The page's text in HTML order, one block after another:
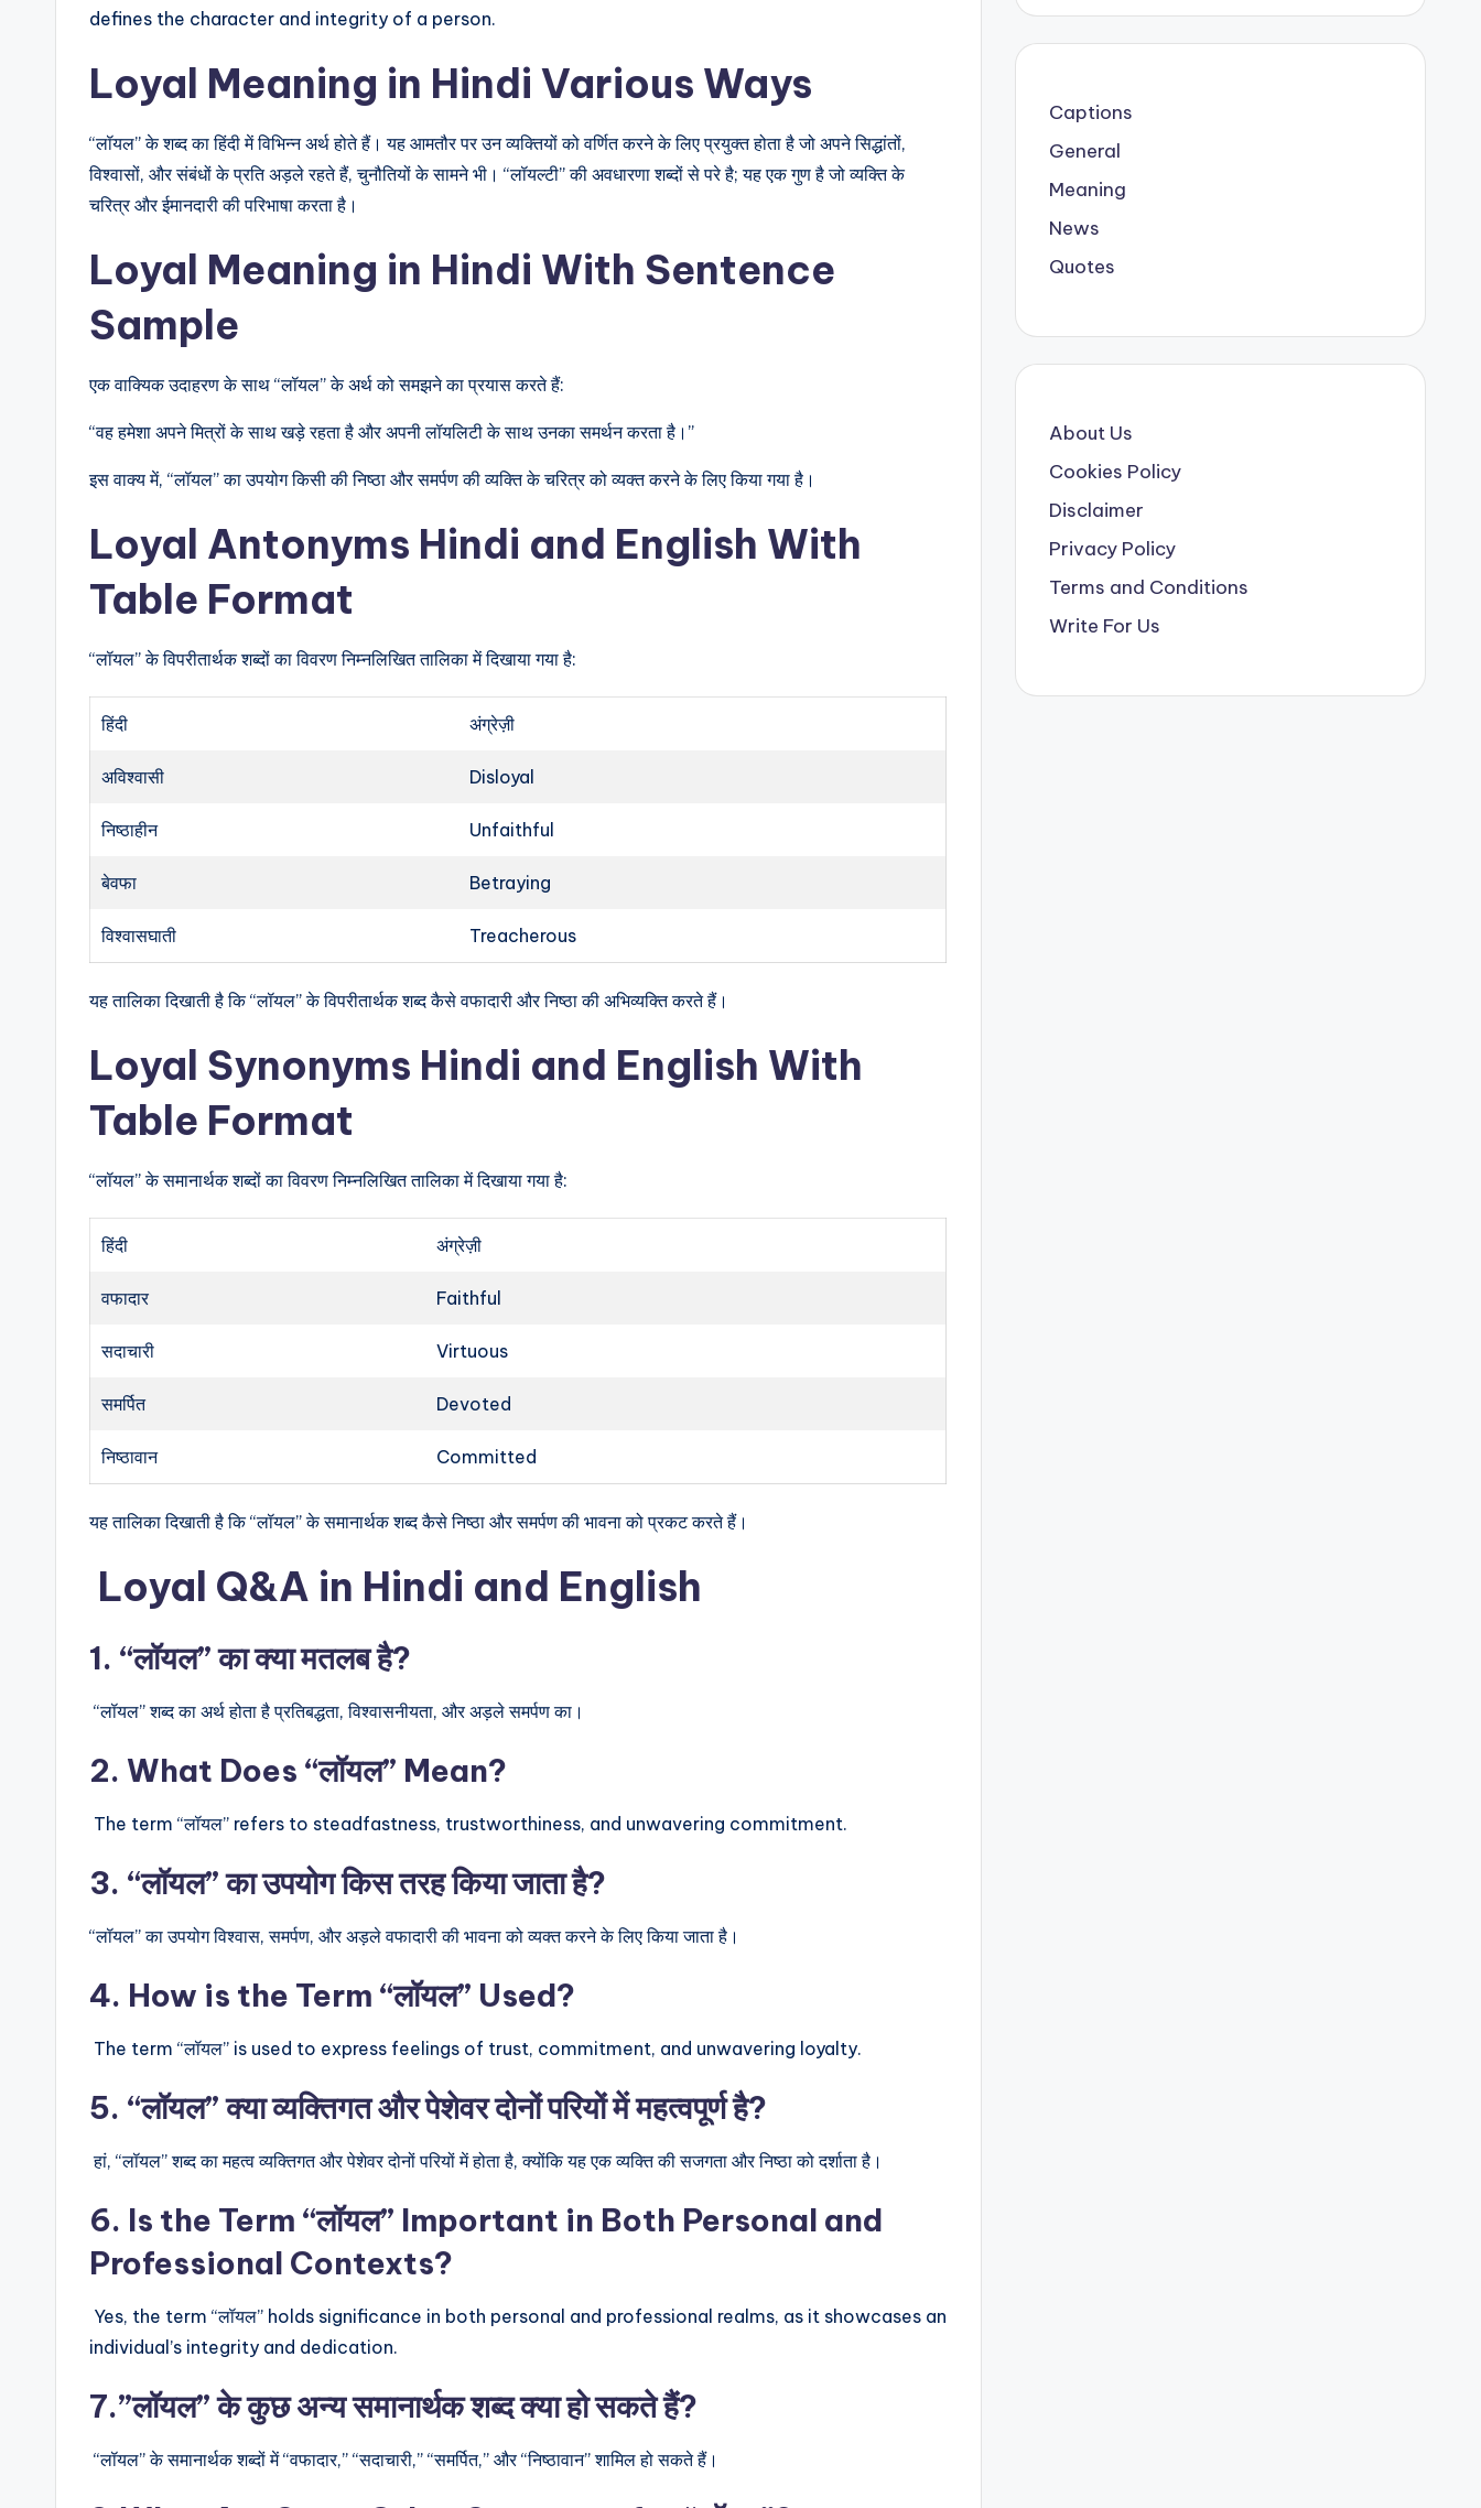
defines the character and integrity of a person.
Loyal Meaning in Hindi Various Ways
“लॉयल” के शब्द का हिंदी में विभिन्न अर्थ होते हैं। यह आमतौर पर उन व्यक्तियों को वर्णित करने के लिए प्रयुक्त होता है जो अपने सिद्धांतों,
विश्वासों, और संबंधों के प्रति अड़ले रहते हैं, चुनौतियों के सामने भी। “लॉयल्टी” की अवधारणा शब्दों से परे है; यह एक गुण है जो व्यक्ति के
चरित्र और ईमानदारी की परिभाषा करता है।
Loyal Meaning in Hindi With Sentence
Sample
एक वाक्यिक उदाहरण के साथ “लॉयल” के अर्थ को समझने का प्रयास करते हैं:
“वह हमेशा अपने मित्रों के साथ खड़े रहता है और अपनी लॉयलिटी के साथ उनका समर्थन करता है।”
इस वाक्य में, “लॉयल” का उपयोग किसी की निष्ठा और समर्पण की व्यक्ति के चरित्र को व्यक्त करने के लिए किया गया है।
Loyal Antonyms Hindi and English With
Table Format
“लॉयल” के विपरीतार्थक शब्दों का विवरण निम्नलिखित तालिका में दिखाया गया है:
हिंदी अंग्रेज़ी
अविश्वासी Disloyal
निष्ठाहीन Unfaithful
बेवफा Betraying
विश्वासघाती Treacherous
यह तालिका दिखाती है कि “लॉयल” के विपरीतार्थक शब्द कैसे वफादारी और निष्ठा की अभिव्यक्ति करते हैं।
Loyal Synonyms Hindi and English With
Table Format
“लॉयल” के समानार्थक शब्दों का विवरण निम्नलिखित तालिका में दिखाया गया है:
हिंदी अंग्रेज़ी
वफादार Faithful
सदाचारी Virtuous
समर्पित Devoted
निष्ठावान Committed
यह तालिका दिखाती है कि “लॉयल” के समानार्थक शब्द कैसे निष्ठा और समर्पण की भावना को प्रकट करते हैं।
Loyal Q&A in Hindi and English
1. “लॉयल” का क्या मतलब है?
“लॉयल” शब्द का अर्थ होता है प्रतिबद्धता, विश्वासनीयता, और अड़ले समर्पण का।
2. What Does “लॉयल” Mean?
The term “लॉयल” refers to steadfastness, trustworthiness, and unwavering commitment.
3. “लॉयल” का उपयोग किस तरह किया जाता है?
“लॉयल” का उपयोग विश्वास, समर्पण, और अड़ले वफादारी की भावना को व्यक्त करने के लिए किया जाता है।
4. How is the Term “लॉयल” Used?
The term “लॉयल” is used to express feelings of trust, commitment, and unwavering loyalty.
5. “लॉयल” क्या व्यक्तिगत और पेशेवर दोनों परियों में महत्वपूर्ण है?
हां, “लॉयल” शब्द का महत्व व्यक्तिगत और पेशेवर दोनों परियों में होता है, क्योंकि यह एक व्यक्ति की सजगता और निष्ठा को दर्शाता है।
6. Is the Term “लॉयल” Important in Both Personal and
Professional Contexts?
Yes, the term “लॉयल” holds significance in both personal and professional realms, as it showcases an
individual’s integrity and dedication.
7.”लॉयल” के कुछ अन्य समानार्थक शब्द क्या हो सकते हैं?
“लॉयल” के समानार्थक शब्दों में “वफादार,” “सदाचारी,” “समर्पित,” और “निष्ठावान” शामिल हो सकते हैं।
Captions
General
Meaning
News
Quotes
About Us
Cookies Policy
Disclaimer
Privacy Policy
Terms and Conditions
Write For Us